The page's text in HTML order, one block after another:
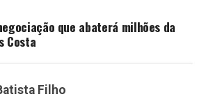
que abaterá milhões da
Costa
Filho